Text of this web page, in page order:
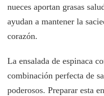
nueces aportan grasas
ayudan a mantener la
corazón.
La ensalada de espinaca
combinación perfecta de
poderosos. Preparar esta